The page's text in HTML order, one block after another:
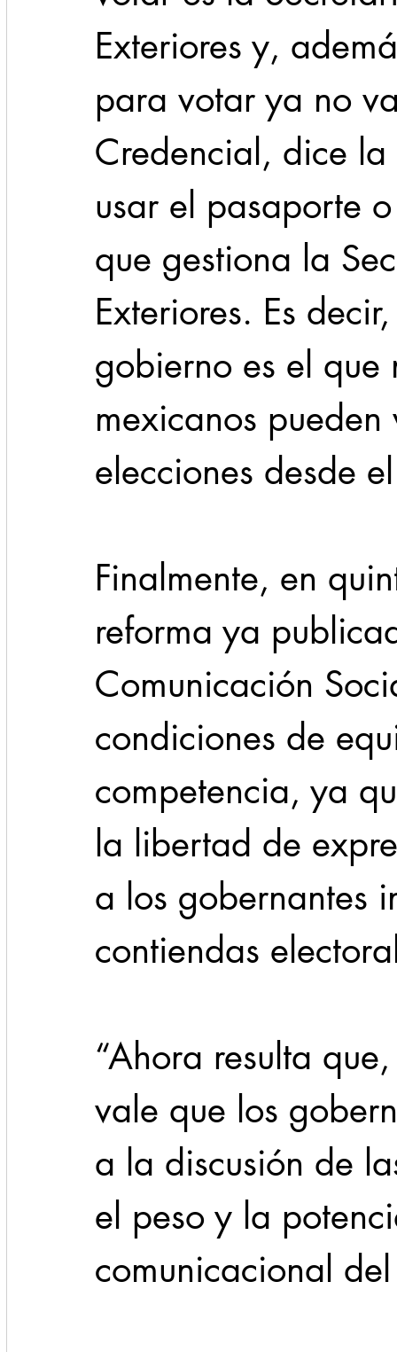
Exteriores y,
para votar ya no
Credencial, dice
usar el pasaporte
que gestiona la
Exteriores. Es
gobierno es el
mexicanos
elecciones desde
Finalmente, en
reforma ya
Comunicación
condiciones de
competencia, ya
la libertad de
a los gobernantes
contiendas
“Ahora resulta
vale que los
a la discusión de
el peso y la
comunicacional